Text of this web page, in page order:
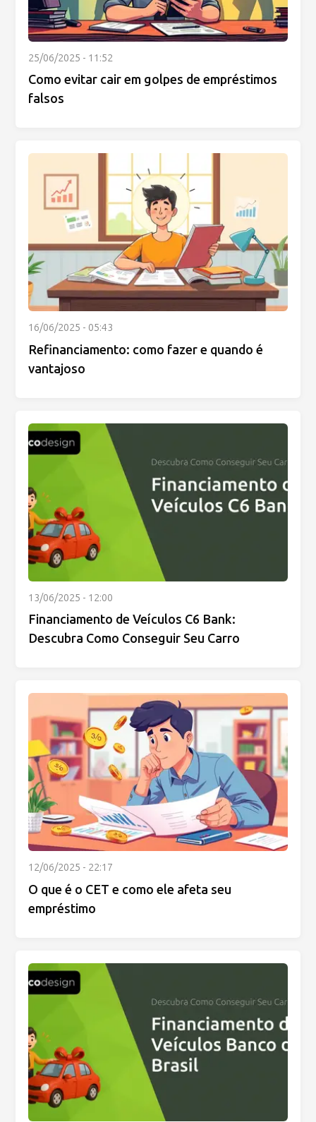
25/06/2025 - 11:52
Como evitar cair em golpes de empréstimos
falsos
16/06/2025 - 05:43
Refinanciamento: como fazer e quando é
vantajoso
13/06/2025 - 12:00
Financiamento de Veículos C6 Bank:
Descubra Como Conseguir Seu Carro
12/06/2025 - 22:17
O que é o CET e como ele afeta seu
empréstimo